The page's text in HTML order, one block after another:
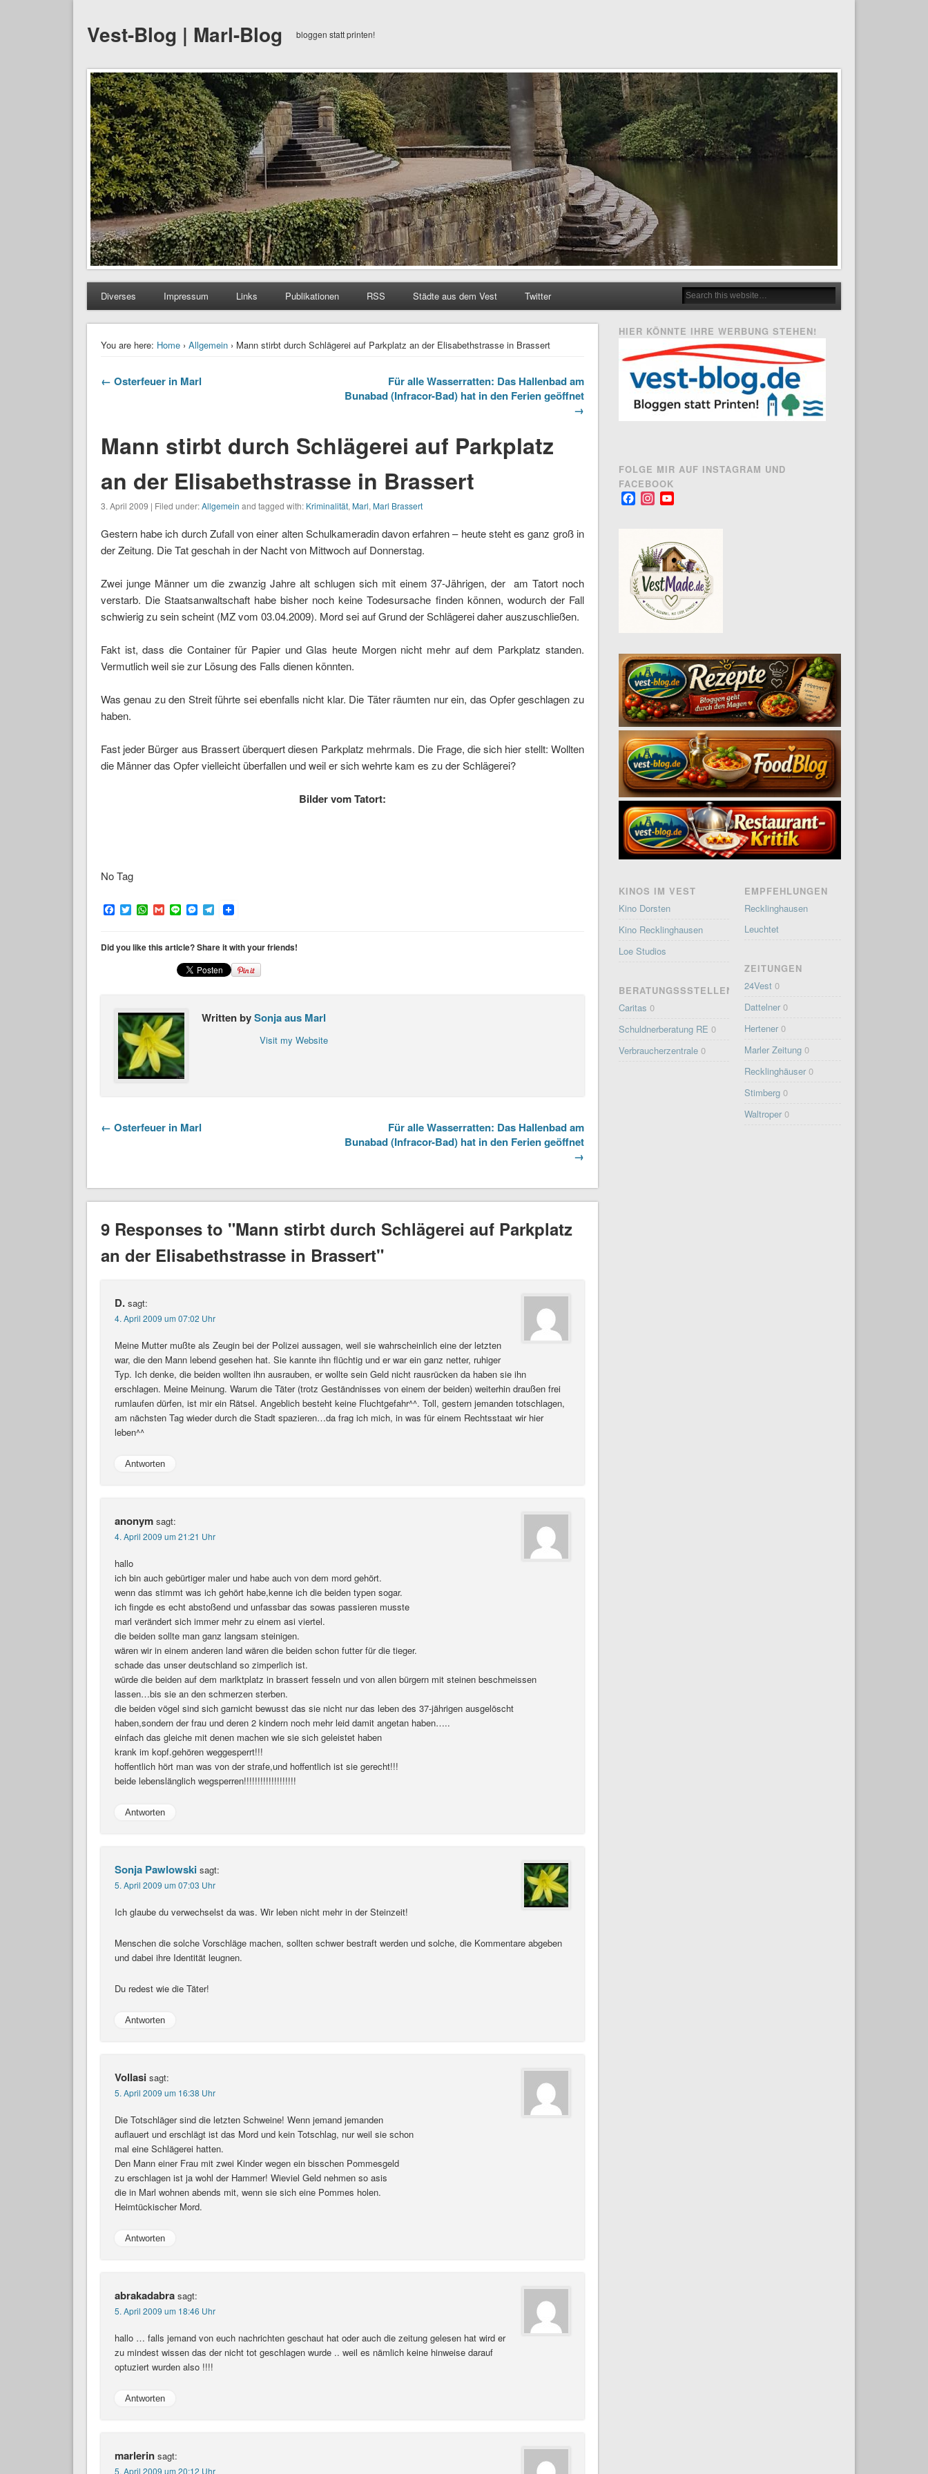
Vest-Blog | Marl-Blog bloggen statt printen!
Diverses Impressum Links Publikationen RSS Städte aus dem Vest Twitter
You are here: Home› Allgemein› Mann stirbt durch Schlägerei auf Parkplatz an der Elisabethstrasse in Brassert
← Osterfeuer in Marl
Für alle Wasserratten: Das Hallenbad am
Bunabad (Infracor-Bad) hat in den Ferien geöffnet
→
Mann stirbt durch Schlägerei auf Parkplatz
an der Elisabethstrasse in Brassert
3. April 2009 | Filed under:Allgemein and tagged with: Kriminalität, Marl, Marl Brassert
Gestern habe ich durch Zufall von einer alten Schulkameradin davon erfahren – heute steht es ganz groß in
der Zeitung. Die Tat geschah in der Nacht von Mittwoch auf Donnerstag.
Zwei junge Männer um die zwanzig Jahre alt schlugen sich mit einem 37-Jährigen, der am Tatort noch
verstarb. Die Staatsanwaltschaft habe bisher noch keine Todesursache finden können, wodurch der Fall
schwierig zu sein scheint (MZ vom 03.04.2009). Mord sei auf Grund der Schlägerei daher auszuschließen.
Fakt ist, dass die Container für Papier und Glas heute Morgen nicht mehr auf dem Parkplatz standen.
Vermutlich weil sie zur Lösung des Falls dienen könnten.
Was genau zu den Streit führte sei ebenfalls nicht klar. Die Täter räumten nur ein, das Opfer geschlagen zu
haben.
Fast jeder Bürger aus Brassert überquert diesen Parkplatz mehrmals. Die Frage, die sich hier stellt: Wollten
die Männer das Opfer vielleicht überfallen und weil er sich wehrte kam es zu der Schlägerei?
Bilder vom Tatort:
No Tag
Facebook
TwitterWhatsApp
Gmail
LineMessenger
Telegram
Did you like this article? Share it with your friends!
Written bySonja aus Marl
Visit my Website
← Osterfeuer in Marl
Für alle Wasserratten: Das Hallenbad am
Bunabad (Infracor-Bad) hat in den Ferien geöffnet
→
9 Responses to "Mann stirbt durch Schlägerei auf Parkplatz
an der Elisabethstrasse in Brassert"
D. sagt:
4. April 2009 um 07:02 Uhr
Meine Mutter mußte als Zeugin bei der Polizei aussagen, weil sie wahrscheinlich eine der letzten
war, die den Mann lebend gesehen hat. Sie kannte ihn flüchtig und er war ein ganz netter, ruhiger
Typ. Ich denke, die beiden wollten ihn ausrauben, er wollte sein Geld nicht rausrücken da haben sie ihn
erschlagen. Meine Meinung. Warum die Täter (trotz Geständnisses von einem der beiden) weiterhin draußen frei
rumlaufen dürfen, ist mir ein Rätsel. Angeblich besteht keine Fluchtgefahr^^. Toll, gestern jemanden totschlagen,
am nächsten Tag wieder durch die Stadt spazieren…da frag ich mich, in was für einem Rechtsstaat wir hier
leben^^
Antworten
anonym sagt:
4. April 2009 um 21:21 Uhr
hallo
ich bin auch gebürtiger maler und habe auch von dem mord gehört.
wenn das stimmt was ich gehört habe,kenne ich die beiden typen sogar.
ich fingde es echt abstoßend und unfassbar das sowas passieren musste
marl verändert sich immer mehr zu einem asi viertel.
die beiden sollte man ganz langsam steinigen.
wären wir in einem anderen land wären die beiden schon futter für die tieger.
schade das unser deutschland so zimperlich ist.
würde die beiden auf dem marlktplatz in brassert fesseln und von allen bürgern mit steinen beschmeissen
lassen…bis sie an den schmerzen sterben.
die beiden vögel sind sich garnicht bewusst das sie nicht nur das leben des 37-jährigen ausgelöscht
haben,sondern der frau und deren 2 kindern noch mehr leid damit angetan haben…..
einfach das gleiche mit denen machen wie sie sich geleistet haben
krank im kopf.gehören weggesperrt!!!
hoffentlich hört man was von der strafe,und hoffentlich ist sie gerecht!!!
beide lebenslänglich wegsperren!!!!!!!!!!!!!!!!!!!
Antworten
Sonja Pawlowski sagt:
5. April 2009 um 07:03 Uhr
Ich glaube du verwechselst da was. Wir leben nicht mehr in der Steinzeit!
Menschen die solche Vorschläge machen, sollten schwer bestraft werden und solche, die Kommentare abgeben
und dabei ihre Identität leugnen.
Du redest wie die Täter!
Antworten
Vollasi sagt:
5. April 2009 um 16:38 Uhr
Die Totschläger sind die letzten Schweine! Wenn jemand jemanden
auflauert und erschlägt ist das Mord und kein Totschlag, nur weil sie schon
mal eine Schlägerei hatten.
Den Mann einer Frau mit zwei Kinder wegen ein bisschen Pommesgeld
zu erschlagen ist ja wohl der Hammer! Wieviel Geld nehmen so asis
die in Marl wohnen abends mit, wenn sie sich eine Pommes holen.
Heimtückischer Mord.
Antworten
abrakadabra sagt:
5. April 2009 um 18:46 Uhr
hallo … falls jemand von euch nachrichten geschaut hat oder auch die zeitung gelesen hat wird er
zu mindest wissen das der nicht tot geschlagen wurde .. weil es nämlich keine hinweise darauf
optuziert wurden also !!!!
Antworten
marlerin sagt:
5. April 2009 um 20:12 Uhr
HIER KÖNNTE IHRE WERBUNG STEHEN!
FOLGE MIR AUF INSTAGRAM UND
FACEBOOK
FacebookInstagram
KINOS IM VEST
Kino Dorsten
Kino Recklinghausen
Loe Studios
BERATUNGSSSTELLEN
Caritas 0
Schuldnerberatung RE 0
Verbraucherzentrale 0
EMPFEHLUNGEN
Recklinghausen
Leuchtet
ZEITUNGEN
24Vest 0
Dattelner 0
Hertener 0
Marler Zeitung 0
Recklinghäuser 0
Stimberg 0
Waltroper 0